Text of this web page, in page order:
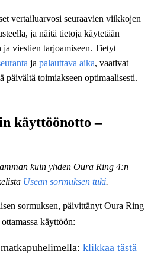
vertailuarvosi seuraavien viikkojen
ja näitä tietoja käytetään
viestien tarjoamiseen. Tietyt
ja palauttava aika, vaativat
päivältä toimiakseen optimaalisesti.
käyttöönotto –
kuin yhden Oura Ring 4:n
Usean sormuksen tuki.
sormuksen, päivittänyt Oura Ring
käyttöön:
klikkaa tästä